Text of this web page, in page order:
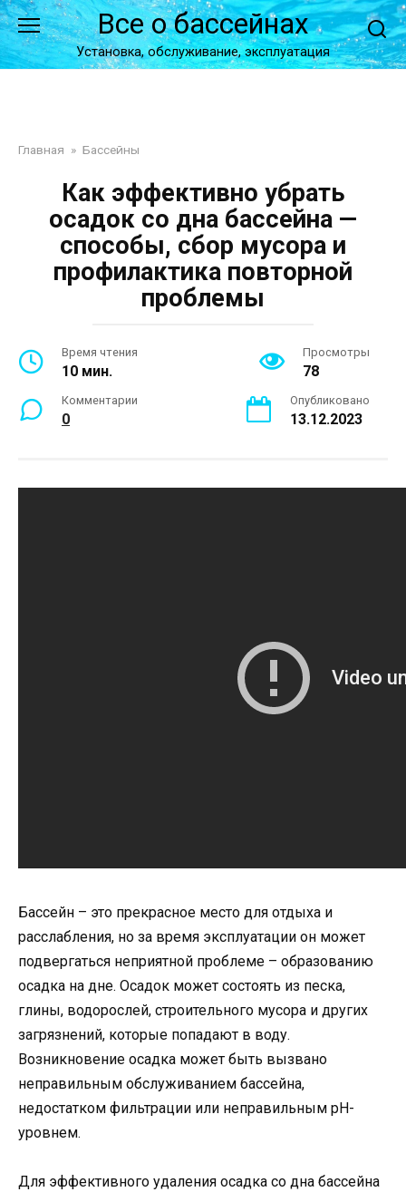
Перейти
к
контенту
Все о бассейнах
Установка, обслуживание, эксплуатация
Главная » Бассейны
Как эффективно убрать
осадок со дна бассейна —
способы, сбор мусора и
профилактика повторной
проблемы
Время чтения
10 мин.
Просмотры
78
Комментарии
0
Опубликовано
13.12.2023
Бассейн – это прекрасное место для отдыха и
расслабления, но за время эксплуатации он может
подвергаться неприятной проблеме – образованию
осадка на дне. Осадок может состоять из песка,
глины, водорослей, строительного мусора и других
загрязнений, которые попадают в воду.
Возникновение осадка может быть вызвано
неправильным обслуживанием бассейна,
недостатком фильтрации или неправильным pH-
уровнем.
Для эффективного удаления осадка со дна бассейна